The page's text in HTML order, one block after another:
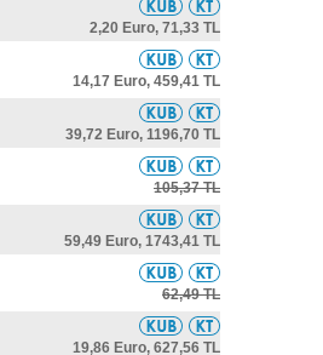
2,20 Euro, 71,33 TL
14,17 Euro, 459,41 TL
39,72 Euro, 1196,70 TL
105,37 TL
59,49 Euro, 1743,41 TL
62,49 TL
19,86 Euro, 627,56 TL